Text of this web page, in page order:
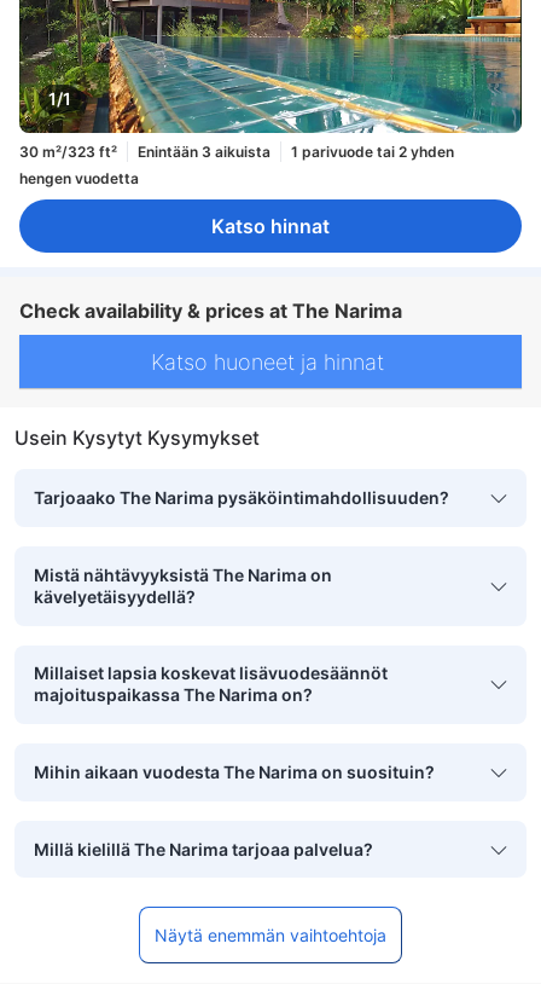
1/1
30 m²/323 ft² Enintään 3 aikuista
1 parivuode tai 2 yhden
hengen vuodetta
Katso hinnat
Check availability & prices at The Narima
Katso huoneet ja hinnat
Usein Kysytyt Kysymykset
Tarjoaako The Narima pysäköintimahdollisuuden?
Mistä nähtävyyksistä The Narima on
kävelyetäisyydellä?
Millaiset lapsia koskevat lisävuodesäännöt
majoituspaikassa The Narima on?
Mihin aikaan vuodesta The Narima on suosituin?
Millä kielillä The Narima tarjoaa palvelua?
Näytä enemmän vaihtoehtoja